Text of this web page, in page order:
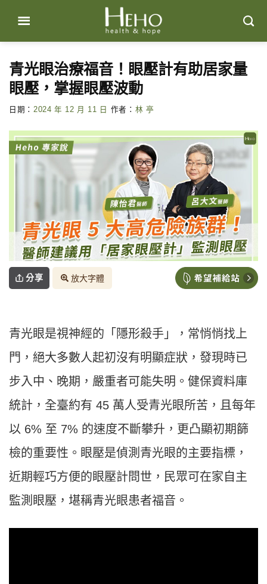
content
青光眼治療福音！眼壓計有助居家量
眼壓，掌握眼壓波動
日期： 2024 年 12 月 11 日 作者： 林 亭
分享 放大字體
青光眼是視神經的「隱形殺手」，常悄悄找上
門，絕大多數人起初沒有明顯症狀，發現時已
步入中、晚期，嚴重者可能失明。健保資料庫
統計，全臺約有 45 萬人受青光眼所苦，且每年
以 6% 至 7% 的速度不斷攀升，更凸顯初期篩
檢的重要性。眼壓是偵測青光眼的主要指標，
近期輕巧方便的眼壓計問世，民眾可在家自主
監測眼壓，堪稱青光眼患者福音。